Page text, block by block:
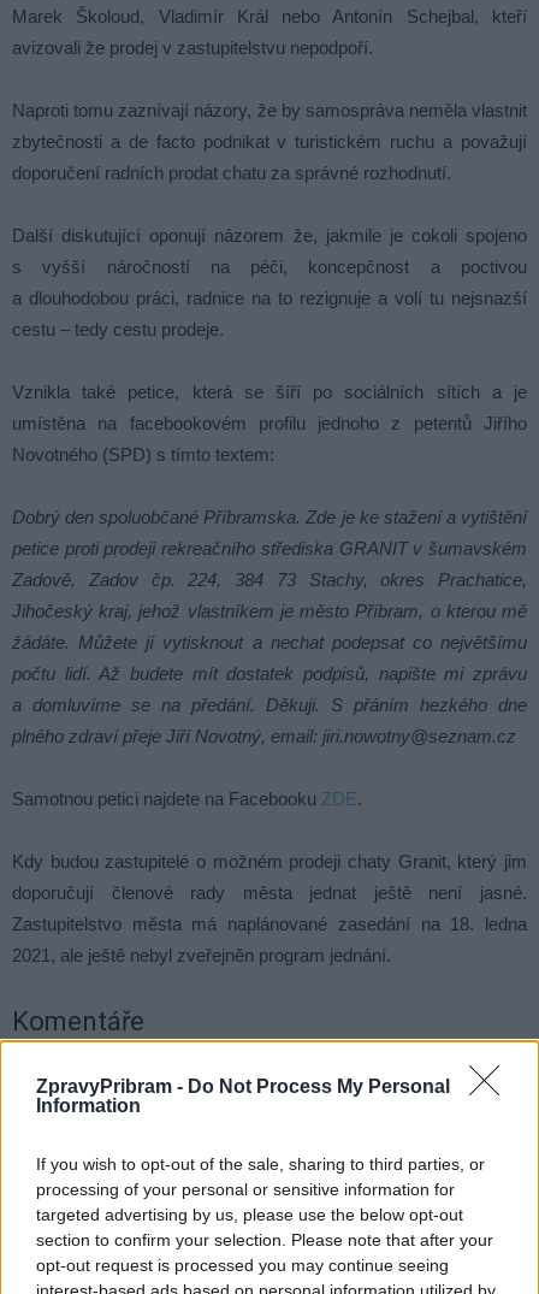
ZpravyPribram - Do Not Process My Personal
Information
If you wish to opt-out of the sale, sharing to third parties, or
processing of your personal or sensitive information for
targeted advertising by us, please use the below opt-out
section to confirm your selection. Please note that after your
opt-out request is processed you may continue seeing
interest-based ads based on personal information utilized by
Marek Školoud, Vladimír Král nebo Antonín Schejbal, kteří
avizovali že prodej v zastupitelstvu nepodpoří.
Naproti tomu zaznívají názory, že by samospráva neměla vlastnit
zbytečnosti a de facto podnikat v turistickém ruchu a považují
doporučení radních prodat chatu za správné rozhodnutí.
Další diskutující oponují názorem že, jakmile je cokoli spojeno
s vyšší náročností na péči, koncepčnost a poctivou
a dlouhodobou práci, radnice na to rezignuje a volí tu nejsnazší
cestu – tedy cestu prodeje.
Vznikla také petice, která se šíří po sociálních sítích a je
umístěna na facebookovém profilu jednoho z petentů Jiřího
Novotného (SPD) s tímto textem:
Dobrý den spoluobčané Příbramska. Zde je ke stažení a vytištění
petice proti prodeji rekreačního střediska GRANIT v šumavském
Zadově, Zadov čp. 224, 384 73 Stachy, okres Prachatice,
Jihočeský kraj, jehož vlastníkem je město Příbram, o kterou mě
žádáte. Můžete jí vytisknout a nechat podepsat co největšímu
počtu lidí. Až budete mít dostatek podpisů, napište mi zprávu
a domluvíme se na předání. Děkuji. S přáním hezkého dne
plného zdraví přeje Jiří Novotný, email: jiri.nowotny@seznam.cz
Samotnou petici najdete na Facebooku ZDE.
Kdy budou zastupitelé o možném prodeji chaty Granit, který jim
doporučují členové rady města jednat ještě není jasné.
Zastupitelstvo města má naplánované zasedání na 18. ledna
2021, ale ještě nebyl zveřejněn program jednání.
Komentáře
protest
Šumava Zadov